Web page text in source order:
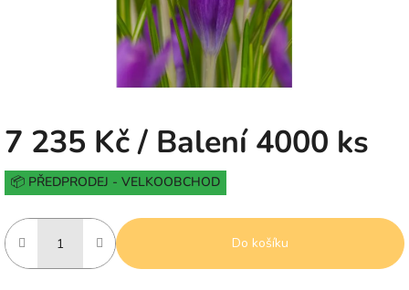
7 235 Kč/ Balení 4000 ks
Měrná
cena:
📦 PŘEDPRODEJ - VELKOOBCHOD
Do košíku